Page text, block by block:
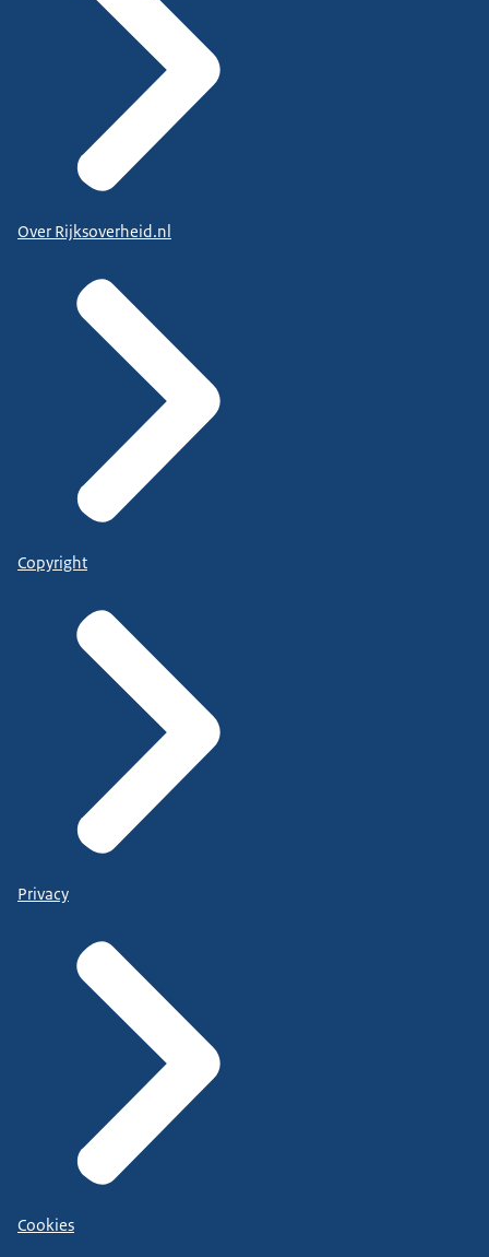
Over Rijksoverheid.nl
Copyright
Privacy
Cookies